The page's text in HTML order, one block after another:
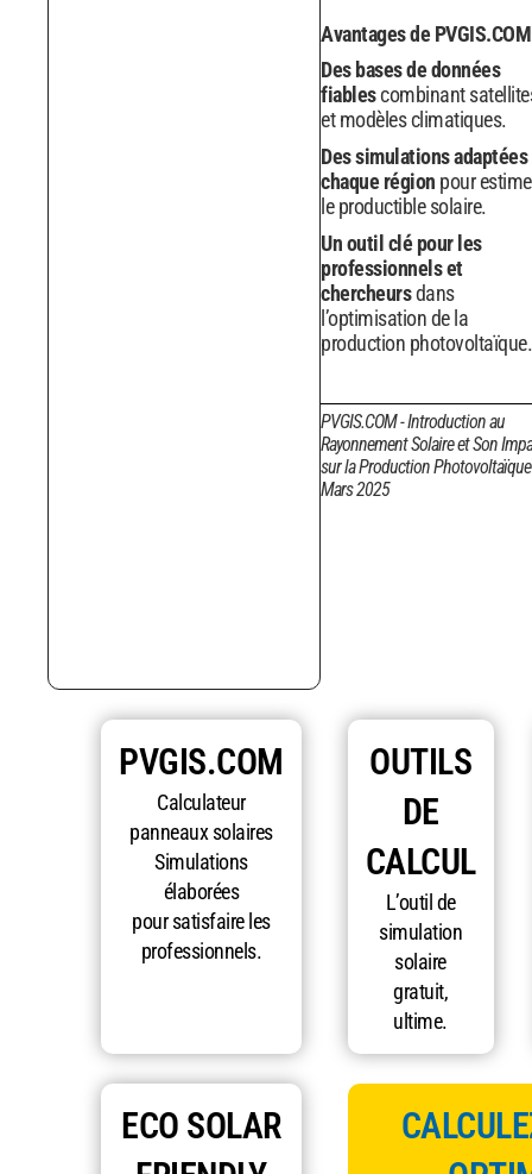
Avantages de PVGIS.COM
Des bases de données
fiablescombinant
et modèles climatiques.
Des simulations adaptées
chaque région pour
le productible solaire.
Un outil clé pour les
professionnels et
chercheursdans
l’optimisation de la
production photovoltaïque.
PVGIS.COM - Introduction au
Rayonnement Solaire et Son
sur la Production Photovoltaïque
Mars 2025
PVGIS.COM
Calculateur
panneaux solaires
Simulations
élaborées
pour satisfaire les
professionnels.
OUTILS
DE
CALCUL
L’outil de
simulation
solaire
gratuit,
ultime.
ECO SOLAR